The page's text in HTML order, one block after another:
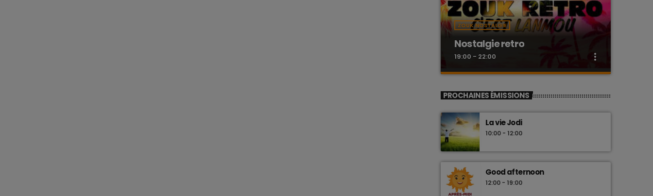
ZOUK NOSTALGIE
Nostalgie retro
19:00 - 22:00 more_vert
Nostalgie retro
Les plus beaux Zouk des années 80
PROCHAINES ÉMISSIONS
La vie Jodi
10:00 - 12:00
Good afternoon
12:00 - 19:00